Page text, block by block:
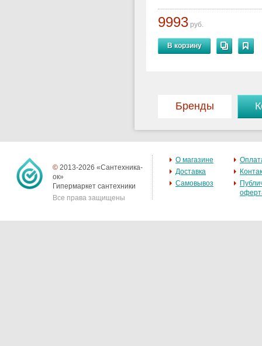
9993 руб.
В корзину
Бренды
© 2013-2026 «Сантехника-
ок»
Гипермаркет сантехники
Все права защищены
О магазине
Доставка
Самовывоз